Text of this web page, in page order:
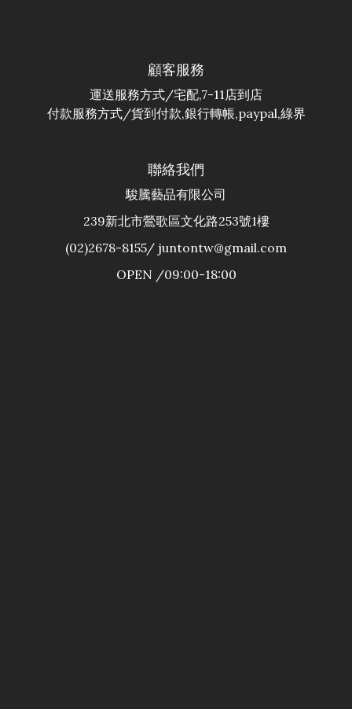
顧客服務
運送服務方式/宅配,7-11店到店
付款服務方式/貨到付款,銀行轉帳,paypal,綠界
聯絡我們
駿騰藝品有限公司
239新北市鶯歌區文化路253號1樓
(02)2678-8155/ juntontw@gmail.com
OPEN /09:00-18:00